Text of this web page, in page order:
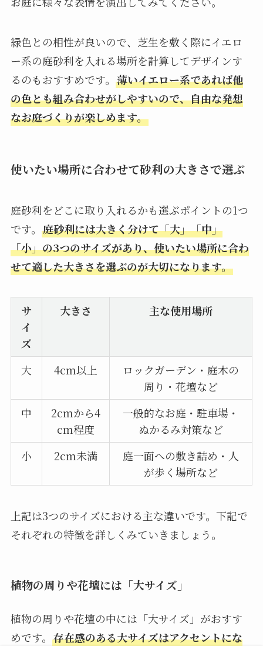
緑色との相性が良いので、芝生を敷く際にイエロ
ー系の庭砂利を入れる場所を計算してデザインす
るのもおすすめです。 薄いイエロー系であれば他
の色とも組み合わせがしやすいので、自由な発想
なお庭づくりが楽しめます。
使いたい場所に合わせて砂利の大きさで選ぶ
庭砂利をどこに取り入れるかも選ぶポイントの1つ
です。 庭砂利には大きく分けて「大」「中」
「小」の3つのサイズがあり、使いたい場所に合わ
せて適した大きさを選ぶのが大切になります。
サ
イ
ズ
大きさ 主な使用場所
大 4cm以上
ロックガーデン・庭木の
周り・花壇など
中
2cmから4
cm程度
一般的なお庭・駐車場・
ぬかるみ対策など
小
2cm未満
庭一面への敷き詰め・人
が歩く場所など
上記は3つのサイズにおける主な違いです。下記で
それぞれの特徴を詳しくみていきましょう。
植物の周りや花壇には「大サイズ」
植物の周りや花壇の中には「大サイズ」がおすす
めです。 存在感のある大サイズはアクセントにな